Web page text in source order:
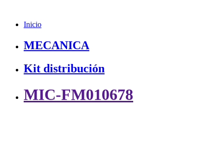
Inicio
MECANICA
Kit distribución
MIC-FM010678